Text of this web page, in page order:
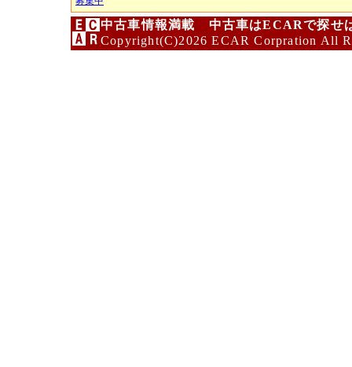
中古車情報満載 中古車はECARで探せ
Copyright(C)2026 ECAR Corpration All